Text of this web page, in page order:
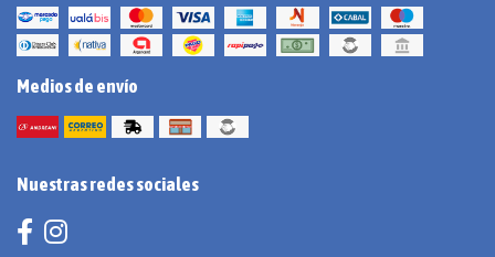
Medios de envío
Nuestras redes sociales